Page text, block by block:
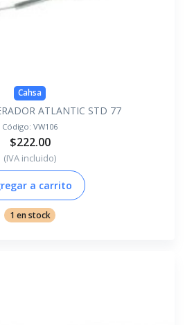
Cahsa
ATLANTIC STD 77
Código: VW106
$222.00
(IVA incluido)
a carrito
1 en stock